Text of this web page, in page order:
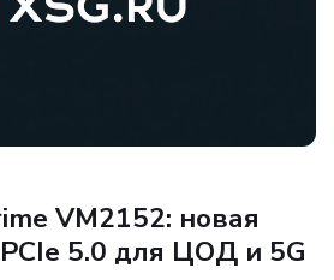
VM2152: новая
5.0 для ЦОД и 5G